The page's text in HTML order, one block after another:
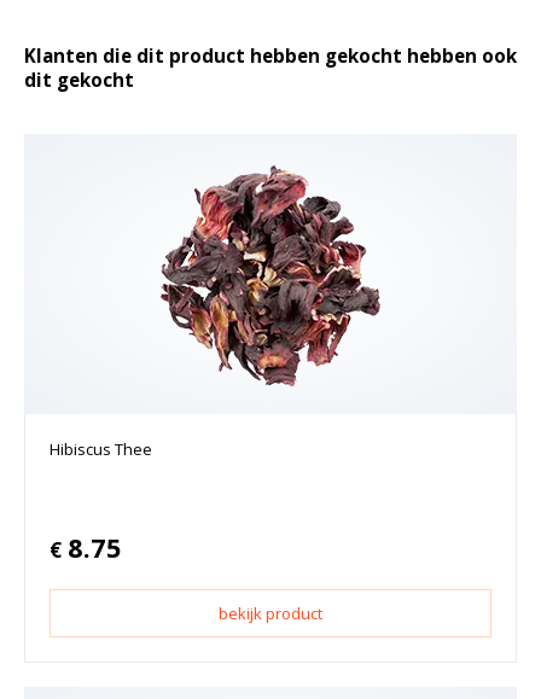
Klanten die dit product hebben gekocht hebben ook
dit gekocht
Hibiscus Thee
€ 8.75
bekijk product